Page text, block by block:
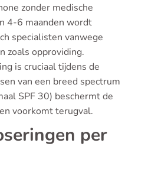
zonder medische
4-6 maanden wordt
specialisten vanwege
zoals opproviding.
is cruciaal tijdens de
van een breed spectrum
SPF 30) beschermt de
voorkomt terugval.
per